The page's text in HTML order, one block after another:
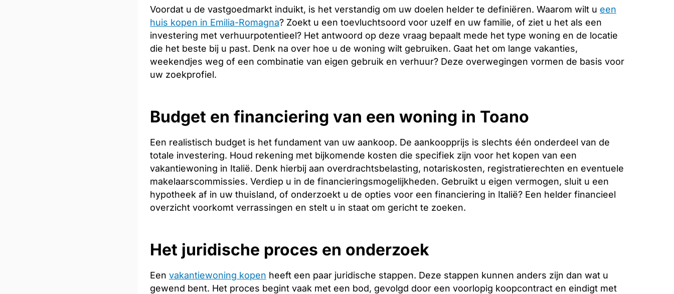
Voordat u de vastgoedmarkt induikt, is het verstandig om uw doelen helder te definiëren. Waarom wilt u een
huis kopen in Emilia-Romagna? Zoekt u een toevluchtsoord voor uzelf en uw familie, of ziet u het als een
investering met verhuurpotentieel? Het antwoord op deze vraag bepaalt mede het type woning en de locatie
die het beste bij u past. Denk na over hoe u de woning wilt gebruiken. Gaat het om lange vakanties,
weekendjes weg of een combinatie van eigen gebruik en verhuur? Deze overwegingen vormen de basis voor
uw zoekprofiel.
Budget en financiering van een woning in Toano
Een realistisch budget is het fundament van uw aankoop. De aankoopprijs is slechts één onderdeel van de
totale investering. Houd rekening met bijkomende kosten die specifiek zijn voor het kopen van een
vakantiewoning in Italië. Denk hierbij aan overdrachtsbelasting, notariskosten, registratierechten en eventuele
makelaarscommissies. Verdiep u in de financieringsmogelijkheden. Gebruikt u eigen vermogen, sluit u een
hypotheek af in uw thuisland, of onderzoekt u de opties voor een financiering in Italië? Een helder financieel
overzicht voorkomt verrassingen en stelt u in staat om gericht te zoeken.
Het juridische proces en onderzoek
Een vakantiewoning kopen heeft een paar juridische stappen. Deze stappen kunnen anders zijn dan wat u
gewend bent. Het proces begint vaak met een bod, gevolgd door een voorlopig koopcontract en eindigt met